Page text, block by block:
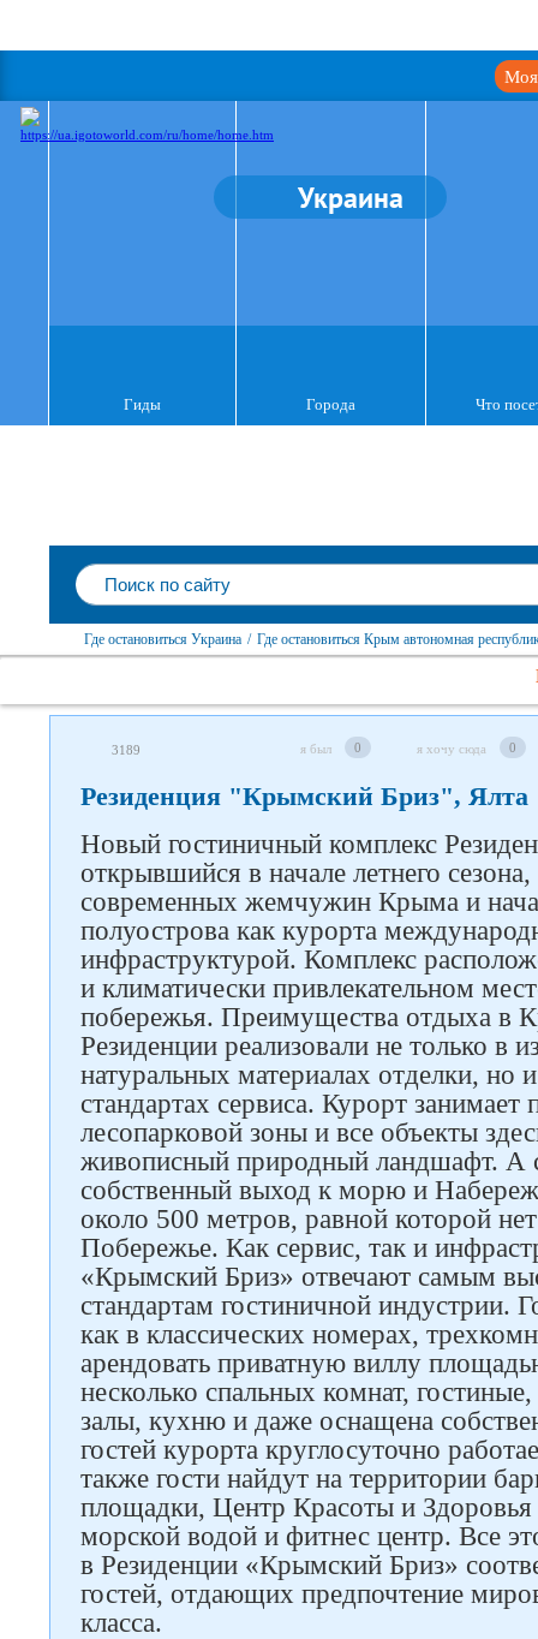
Моя
Украина
Гиды Города Что
Где остановиться Украина / Где остановиться Крым автономная
3189 я был 0 я хочу сюда 0
Резиденция "Крымский Бриз", Ялта
Новый гостиничный комплекс
открывшийся в начале летнего
современных жемчужин Крыма и
полуострова как курорта
инфраструктурой. Комплекс
и климатически привлекательном
побережья. Преимущества отдыха в
Резиденции реализовали не только в
натуральных материалах отделки, но
стандартах сервиса. Курорт
лесопарковой зоны и все объекты
живописный природный ландшафт. А
собственный выход к морю и
около 500 метров, равной которой
Побережье. Как сервис, так и
«Крымский Бриз» отвечают самым
стандартам гостиничной индустрии.
как в классических номерах,
арендовать приватную виллу
несколько спальных комнат,
залы, кухню и даже оснащена
гостей курорта круглосуточно
также гости найдут на территории
площадки, Центр Красоты и Здоровья
морской водой и фитнес центр. Все
в Резиденции «Крымский Бриз»
гостей, отдающих предпочтение
класса.
Следите за нами в соцсетях